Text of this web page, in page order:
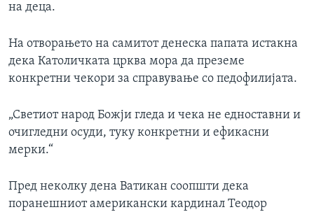
на деца.
На отворањето на самитот денеска папата истакна
дека Католичката црква мора да преземе
конкретни чекори за справување со педофилијата.
„Светиот народ Божји гледа и чека не едноставни и
очигледни осуди, туку конкретни и ефикасни
мерки.“
Пред неколку дена Ватикан соопшти дека
поранешниот американски кардинал Теодор